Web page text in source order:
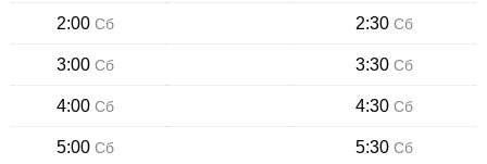
2:00 Сб 2:30 Сб
3:00 Сб 3:30 Сб
4:00 Сб 4:30 Сб
5:00 Сб 5:30 Сб